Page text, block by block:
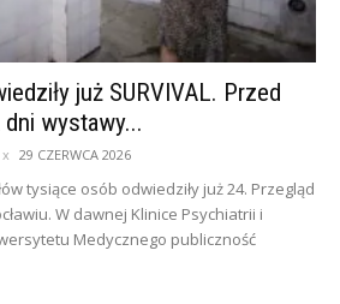
już SURVIVAL. Przed
wystawy...
29 CZERWCA 2026
tysiące osób odwiedziły już 24. Przegląd
W dawnej Klinice Psychiatrii i
Medycznego publiczność